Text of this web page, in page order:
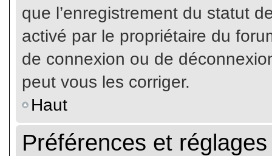
que l’enregistrement du statut
activé par le propriétaire du
de connexion ou de
peut vous les corriger.
Haut
Préférences et